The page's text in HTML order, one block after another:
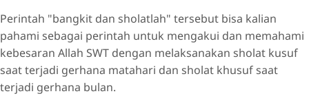
Perintah "bangkit dan sholatlah" tersebut bisa kalian
pahami sebagai perintah untuk mengakui dan memahami
kebesaran Allah SWT dengan melaksanakan sholat kusuf
saat terjadi gerhana matahari dan sholat khusuf saat
terjadi gerhana bulan.